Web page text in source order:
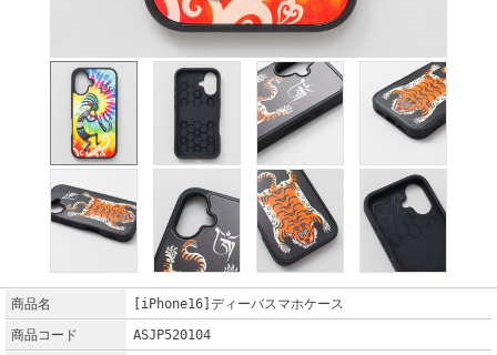
商品名
[iPhone16]ディーバスマホケース
商品コード
ASJP520104